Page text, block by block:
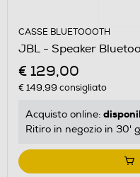
CASSE BLUETOOOTH
JBL - Speaker
€ 129,00
€ 149,99 consigliato
Acquisto online:
Ritiro in negozio in 30'